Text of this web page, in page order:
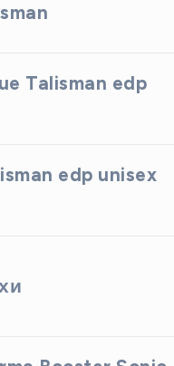
Talisman edp
edp unisex